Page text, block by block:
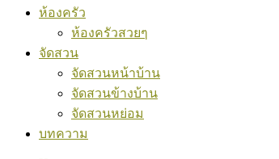
ห้องครัว
ห้องครัวสวยๆ
จัดสวน
จัดสวนหน้าบ้าน
จัดสวนข้างบ้าน
จัดสวนหย่อม
บทความ